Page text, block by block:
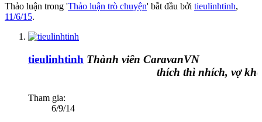
Thảo luận trong 'Thảo luận trò chuyện' bắt đầu bởi tieulinhtinh,
11/6/15.
tieulinhtinh Thành viên CaravanVN
thích thì nhích, vợ
Tham gia:
6/9/14